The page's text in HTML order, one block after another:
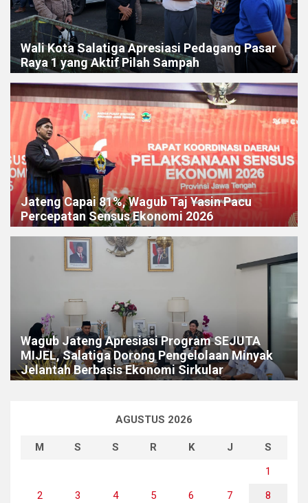
Wali Kota Salatiga Apresiasi Pedagang Pasar
Raya 1 yang Aktif Pilah Sampah
Jateng Capai 81%, Wagub Taj Yasin Pacu
Percepatan Sensus Ekonomi 2026
Wagub Jateng Apresiasi Program SEJUTA
MIJEL, Salatiga Dorong Pengelolaan Minyak
Jelantah Berbasis Ekonomi Sirkular
AGUSTUS 2026
M S S R K J
S
1
2
3 4 5 6 7
8